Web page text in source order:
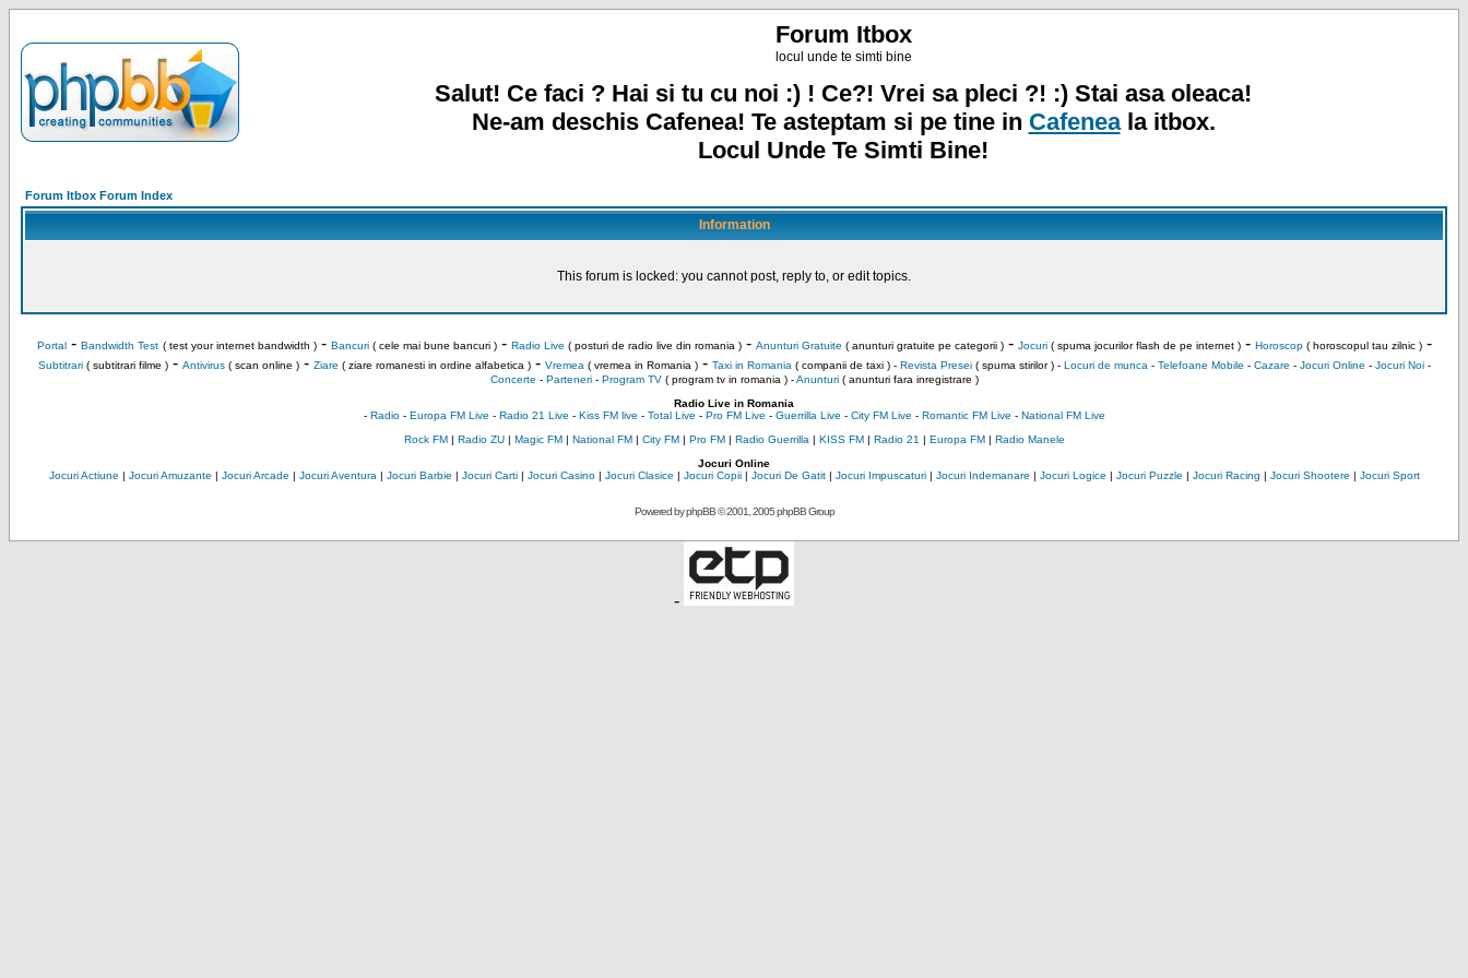
Forum Itbox
locul unde te simti bine
Salut! Ce faci ? Hai si tu cu noi :) ! Ce?! Vrei sa pleci ?! :) Stai asa oleaca!
Ne-am deschis Cafenea! Te asteptam si pe tine in Cafeneala itbox.
Locul Unde Te Simti Bine!
Forum Itbox Forum Index
Information
This forum is locked: you cannot post, reply to, or edit topics.
Portal- Bandwidth Test ( test your internet bandwidth )- Bancuri( cele mai bune bancuri )- Radio Live ( posturi de radio live din romania )- Anunturi Gratuite ( anunturi gratuite pe categorii )- Jocuri( spuma jocurilor flash de pe internet )- Horoscop( horoscopul tau zilnic )-
Subtitrari( subtitrari filme )- Antivirus( scan online )- Ziare ( ziare romanesti in ordine alfabetica )- Vremea ( vremea in Romania )- Taxi in Romania ( companii de taxi ) - Revista Presei( spuma stirilor ) - Locuri de munca - Telefoane Mobile - Cazare - Jocuri Online - Jocuri Noi-
Concerte - Parteneri- Program TV( program tv in romania )-Anunturi( anunturi fara inregistrare )
Radio Live in Romania
- Radio- Europa FM Live - Radio 21 Live - Kiss FM live - Total Live - Pro FM Live - Guerrilla Live - City FM Live - Romantic FM Live - National FM Live
Rock FM| Radio ZU| Magic FM| National FM| City FM| Pro FM| Radio Guerrilla | KISS FM| Radio 21 | Europa FM| Radio Manele
Jocuri Online
Jocuri Actiune | Jocuri Amuzante | Jocuri Arcade | Jocuri Aventura | Jocuri Barbie | Jocuri Carti| Jocuri Casino| Jocuri Clasice | Jocuri Copii| Jocuri De Gatit| Jocuri Impuscaturi| Jocuri Indemanare | Jocuri Logice | Jocuri Puzzle | Jocuri Racing | Jocuri Shootere | Jocuri Sport
Powered byphpBB© 2001, 2005 phpBB Group
-